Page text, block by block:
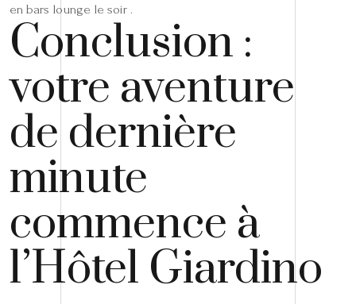
en bars lounge le soir .
Conclusion :
votre aventure
de dernière
minute
commence à
l’Hôtel Giardino